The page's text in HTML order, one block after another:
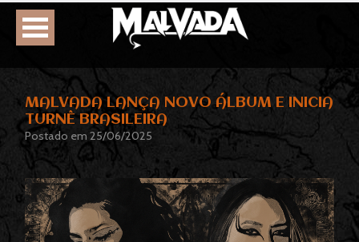
HOME
AGENDA
BIOGRAFIA
DISCOGRAFIA
MALVADA LANÇA NOVO ÁLBUM E INICIA
TURNÊ BRASILEIRA
Postado em 25/06/2025